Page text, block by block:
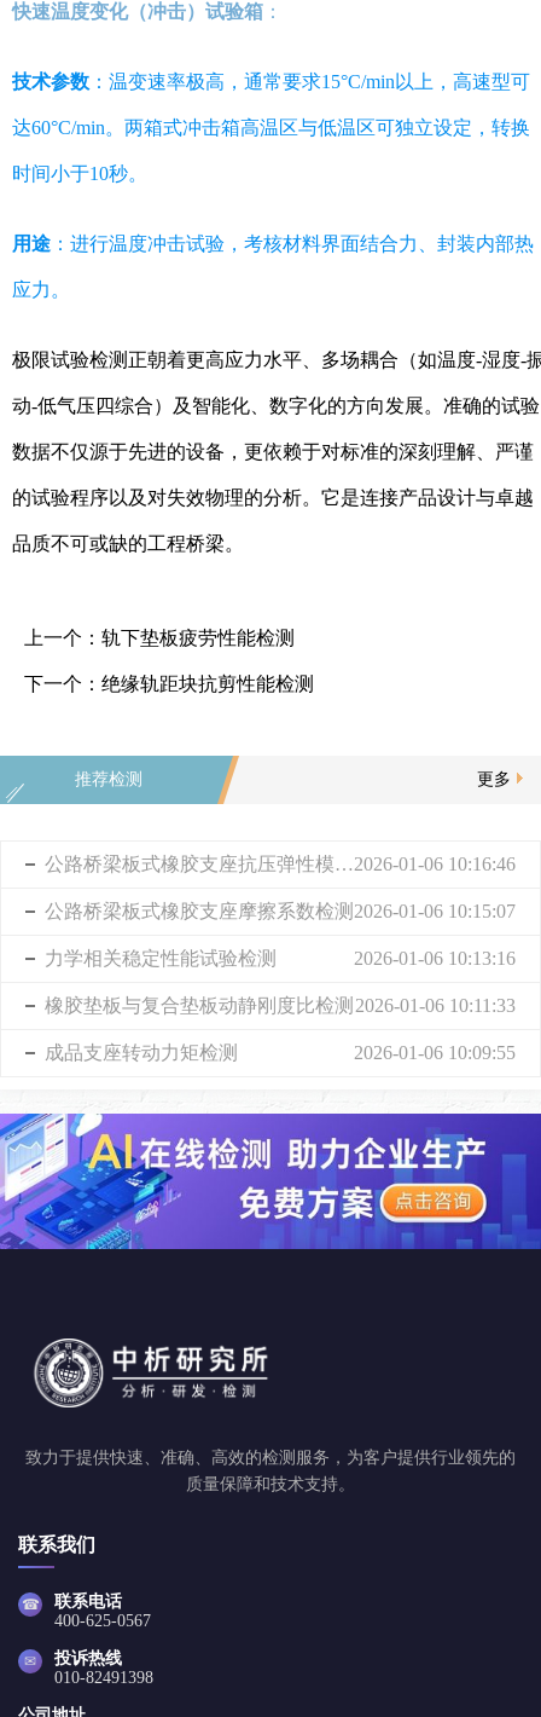
快速温度变化（冲击）试验箱 ：
技术参数 ：温变速率极高，通常要求15°C/min以上，高速型可
达60°C/min。两箱式冲击箱高温区与低温区可独立设定，转换
时间小于10秒。
用途 ：进行温度冲击试验，考核材料界面结合力、封装内部热
应力。
极限试验检测正朝着更高应力水平、多场耦合（如温度-湿度-
动-低气压四综合）及智能化、数字化的方向发展。准确的试验
数据不仅源于先进的设备，更依赖于对标准的深刻理解、严谨
的试验程序以及对失效物理的分析。它是连接产品设计与卓越
品质不可或缺的工程桥梁。
上一个： 轨下垫板疲劳性能检测
下一个： 绝缘轨距块抗剪性能检测
更多
推荐检测
2026-01-06 10:16:46
公路桥梁板式橡胶支座抗压弹性模量检测
2026-01-06 10:15:07
公路桥梁板式橡胶支座摩擦系数检测
2026-01-06 10:13:16
力学相关稳定性能试验检测
2026-01-06 10:11:33
橡胶垫板与复合垫板动静刚度比检测
2026-01-06 10:09:55
成品支座转动力矩检测
致力于提供快速、准确、高效的检测服务，为客户提供行业领先的
质量保障和技术支持。
联系我们
☎
联系电话
400-625-0567
✉
投诉热线
010-82491398